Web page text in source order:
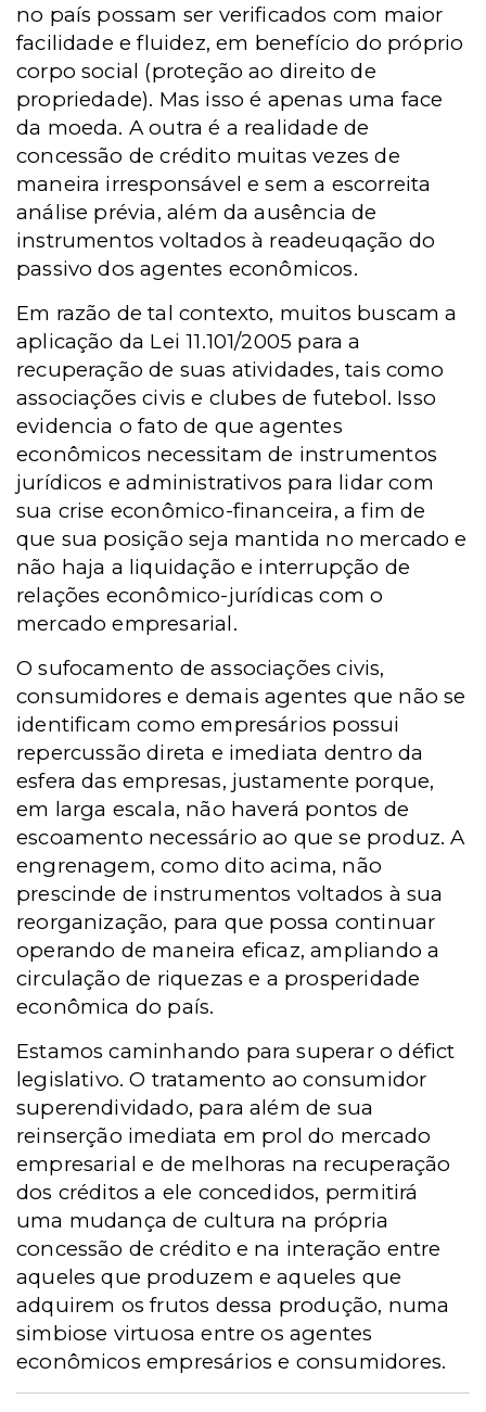
no país possam ser verificados com maior
facilidade e fluidez, em benefício do próprio
corpo social (proteção ao direito de
propriedade). Mas isso é apenas uma face
da moeda. A outra é a realidade de
concessão de crédito muitas vezes de
maneira irresponsável e sem a escorreita
análise prévia, além da ausência de
instrumentos voltados à readeuqação do
passivo dos agentes econômicos.
Em razão de tal contexto, muitos buscam a
aplicação da Lei 11.101/2005 para a
recuperação de suas atividades, tais como
associações civis e clubes de futebol. Isso
evidencia o fato de que agentes
econômicos necessitam de instrumentos
jurídicos e administrativos para lidar com
sua crise econômico-financeira, a fim de
que sua posição seja mantida no mercado e
não haja a liquidação e interrupção de
relações econômico-jurídicas com o
mercado empresarial.
O sufocamento de associações civis,
consumidores e demais agentes que não se
identificam como empresários possui
repercussão direta e imediata dentro da
esfera das empresas, justamente porque,
em larga escala, não haverá pontos de
escoamento necessário ao que se produz. A
engrenagem, como dito acima, não
prescinde de instrumentos voltados à sua
reorganização, para que possa continuar
operando de maneira eficaz, ampliando a
circulação de riquezas e a prosperidade
econômica do país.
Estamos caminhando para superar o défict
legislativo. O tratamento ao consumidor
superendividado, para além de sua
reinserção imediata em prol do mercado
empresarial e de melhoras na recuperação
dos créditos a ele concedidos, permitirá
uma mudança de cultura na própria
concessão de crédito e na interação entre
aqueles que produzem e aqueles que
adquirem os frutos dessa produção, numa
simbiose virtuosa entre os agentes
econômicos empresários e consumidores.